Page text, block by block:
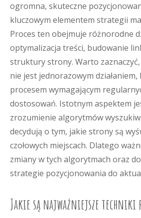
ogromna, skuteczne
kluczowym elementem strategii
Proces ten obejmuje różnorodne
optymalizacja treści, budowanie
struktury strony. Warto
nie jest jednorazowym działaniem,
procesem wymagającym
dostosowań. Istotnym aspektem
zrozumienie algorytmów
decydują o tym, jakie strony są
czołowych miejscach. Dlatego
zmiany w tych algorytmach oraz
strategie pozycjonowania do
Jakie są najważniejsze techniki